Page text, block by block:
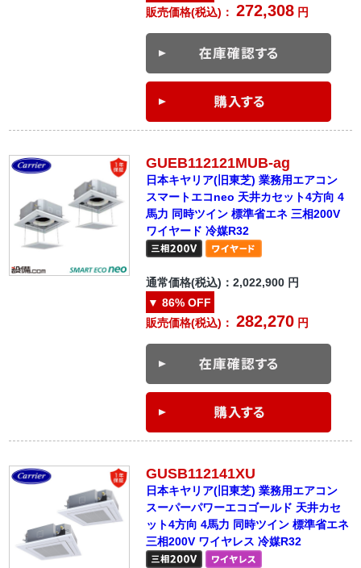
販売価格(税込)：272,308 円
GUEB112121MUB-ag
日本キヤリア(旧東芝) 業務用エアコン
スマートエコneo 天井カセット4方向 4
馬力 同時ツイン 標準省エネ 三相200V
ワイヤード 冷媒R32
通常価格(税込)：2,022,900 円
▼ 86% OFF
販売価格(税込)：282,270 円
GUSB112141XU
日本キヤリア(旧東芝) 業務用エアコン
スーパーパワーエコゴールド 天井カセ
ット4方向 4馬力 同時ツイン 標準省エネ
三相200V ワイヤレス 冷媒R32